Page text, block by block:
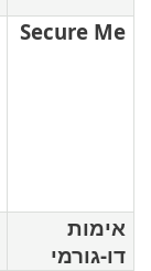
Secure Me
אימות
דו-גורמי